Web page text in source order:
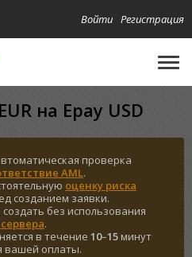
Регистрация
Войти
на Epay USD
проверка
AML.
оценку риска
созданием заявки.
без использования
.
в течение 10–15минут
вашей оплаты.